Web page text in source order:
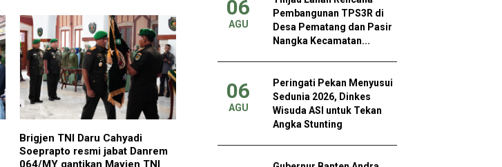
Brigjen TNI Daru Cahyadi
Soeprapto resmi jabat Danrem
064/MY gantikan Mayjen TNI
06
AGU
Pembangunan TPS3R di
Desa Pematang dan Pasir
Nangka Kecamatan...
06
AGU
Peringati Pekan Menyusui
Sedunia 2026, Dinkes
Wisuda ASI untuk Tekan
Angka Stunting